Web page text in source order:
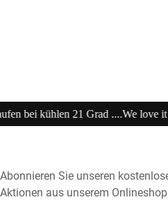
love it
Abonnieren Sie unseren
Aktionen aus unserem